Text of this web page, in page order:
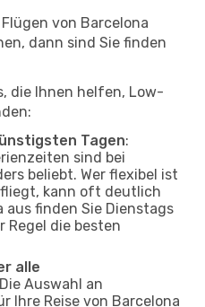
von Barcelona
dann sind Sie finden
die Ihnen helfen, Low-
Tagen:
sind bei
beliebt. Wer flexibel ist
kann oft deutlich
aus finden Sie Dienstags
Regel die besten
alle
Auswahl an
Ihre Reise von Barcelona